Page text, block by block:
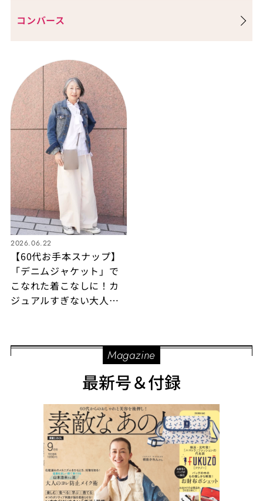
コンバース
2026.06.22
【60代お手本スナップ】
「デニムジャケット」で
こなれた着こなしに！カ
ジュアルすぎない大人の
Magazine
最新号＆付録